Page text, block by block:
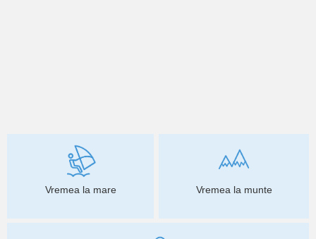
Vremea la mare Vremea la munte